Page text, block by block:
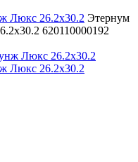
Люкс 26.2x30.2 Этернум
620110000192
Люкс 26.2x30.2